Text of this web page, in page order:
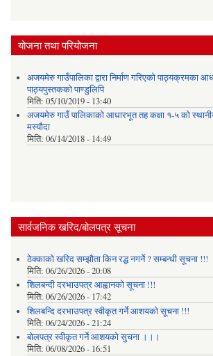
योजना तथा परियोजना
अजयमेरु गाउँपालिका द्वारा निर्माण गरिएको पाठ्यक्रमका
पाठ्यपुस्तकको पाण्डुलिपि
मिति: 05/10/2019 - 13:40
अजयमेरु गाउँ पालिकाको आधारभूत तह कक्षा १-५ को
मस्यौदा
मिति: 06/14/2018 - 14:49
सार्वजनिक खरिद/बोलपत्र सूचना
ठेक्काको खरिद सम्झौता किन रद्ध नगर्ने ? सम्बन्धी सूचना !!!
मिति: 06/26/2026 - 20:08
शिलबन्दी दरभाउपत्र आह्वानको सूचना !!!
मिति: 06/26/2026 - 17:42
शिलबन्दि दरभाउपत्र स्वीकृत गर्ने आशयकाे सूचना !!!
मिति: 06/24/2026 - 21:24
बोलपत्र स्वीकृत गर्ने आशयको सुचना ।।।
मिति: 06/08/2026 - 16:51